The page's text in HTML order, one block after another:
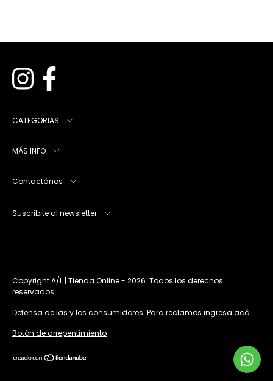
CATEGORIAS
MÁS INFO
Contactános
Suscribite al newsletter
Copyright A/L | Tienda Online - 2026. Todos los derechos
reservados.
Defensa de las y los consumidores. Para reclamos ingresá acá.
Botón de arrepentimiento